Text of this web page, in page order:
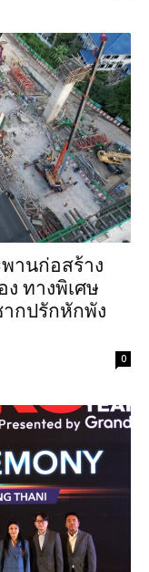
านก่อสร้าง
ทางพิเศษ
กปรักหักพัง
0